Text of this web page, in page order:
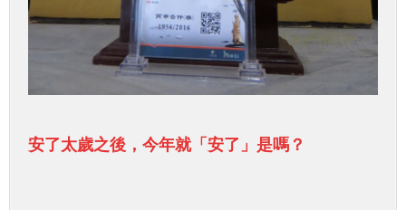
安了太歲之後，今年就「安了」是嗎？